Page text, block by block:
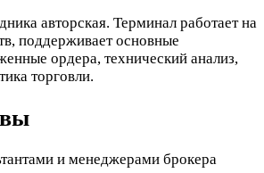
авторская. Терминал работает на
поддерживает основные
ордера, технический анализ,
торговли.
и менеджерами брокера